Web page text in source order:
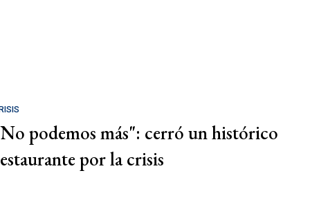
podemos más": cerró un histórico
por la crisis